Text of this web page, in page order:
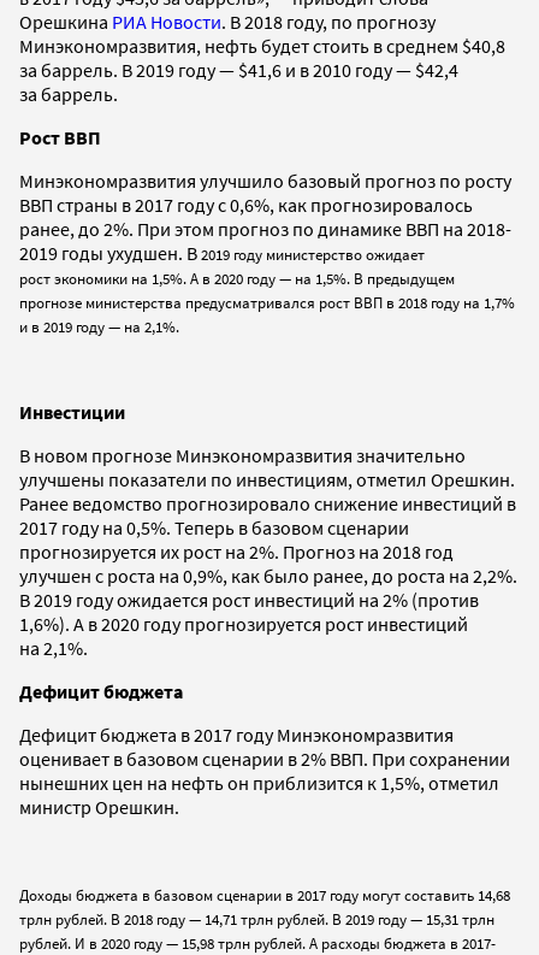
Орешкина РИА Новости. В 2018 году, по прогнозу
Минэкономразвития, нефть будет стоить в среднем $40,8
за баррель. В 2019 году — $41,6 и в 2010 году — $42,4
за баррель.
Рост ВВП
Минэкономразвития улучшило базовый прогноз по росту
ВВП страны в 2017 году с 0,6%, как прогнозировалось
ранее, до 2%. При этом прогноз по динамике ВВП на 2018-
2019 годы ухудшен. В2019 году министерство ожидает
рост экономики на 1,5%. А в 2020 году — на 1,5%. В предыдущем
прогнозе министерства предусматривался рост ВВП в 2018 году на 1,7%
и в 2019 году — на 2,1%.
Инвестиции
В новом прогнозе Минэкономразвития значительно
улучшены показатели по инвестициям, отметил Орешкин.
Ранее ведомство прогнозировало снижение инвестиций в
2017 году на 0,5%. Теперь в базовом сценарии
прогнозируется их рост на 2%. Прогноз на 2018 год
улучшен с роста на 0,9%, как было ранее, до роста на 2,2%.
В 2019 году ожидается рост инвестиций на 2% (против
1,6%). А в 2020 году прогнозируется рост инвестиций
на 2,1%.
Дефицит бюджета
Дефицит бюджета в 2017 году Минэкономразвития
оценивает в базовом сценарии в 2% ВВП. При сохранении
нынешних цен на нефть он приблизится к 1,5%, отметил
министр Орешкин.
Доходы бюджета в базовом сценарии в 2017 году могут составить 14,68
трлн рублей. В 2018 году — 14,71 трлн рублей. В 2019 году — 15,31 трлн
рублей. И в 2020 году — 15,98 трлн рублей. А расходы бюджета в 2017-